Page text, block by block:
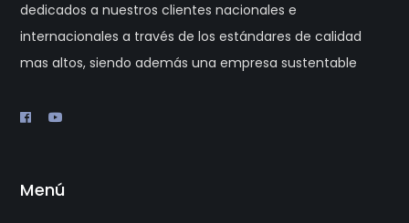
dedicados a nuestros clientes nacionales e
internacionales a través de los estándares de calidad
mas altos, siendo además una empresa sustentable
Menú